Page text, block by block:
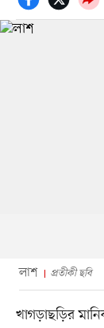
লাশ প্রতীকী ছবি
খাগড়াছড়ির